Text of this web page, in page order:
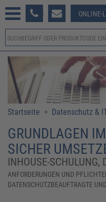
381-123 ONLINE-
Startseite > Datenschutz &
GRUNDLAGEN
SICHER
INHOUSE-SCHULUNG,
ANFORDERUNGEN UND
DATENSCHUTZBEAUFTRAGTE